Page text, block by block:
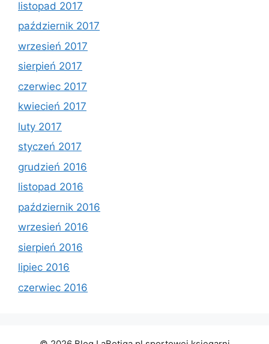
listopad 2017
październik 2017
wrzesień 2017
sierpień 2017
czerwiec 2017
kwiecień 2017
luty 2017
styczeń 2017
grudzień 2016
listopad 2016
październik 2016
wrzesień 2016
sierpień 2016
lipiec 2016
czerwiec 2016